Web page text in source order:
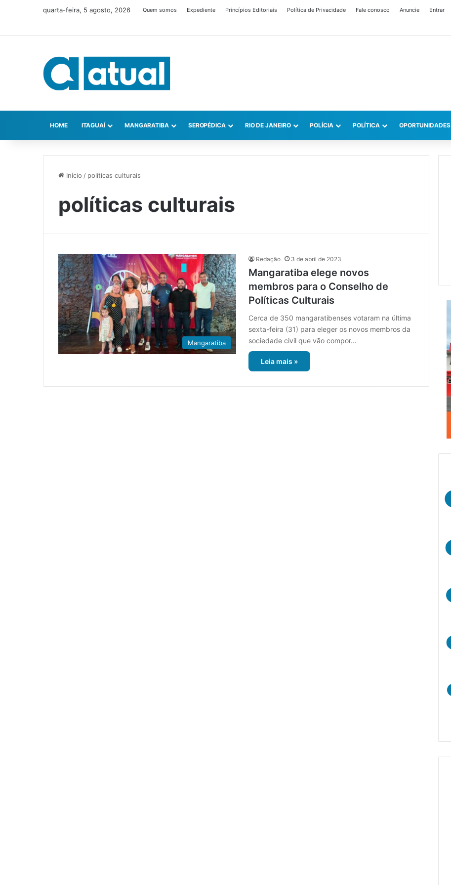
quarta-feira, 5 agosto, 2026 Quem somos Expediente Princípios Editoriais Política de Privacidade Fale conosco Anuncie Entrar
HOME ITAGUAÍ MANGARATIBA SEROPÉDICA RIO DE JANEIRO POLÍCIA POLÍTICA OPORTUNIDADES
Início / políticas culturais
políticas culturais
Mangaratiba
Redação 3 de abril de 2023
Mangaratiba elege novos
membros para o Conselho de
Políticas Culturais
Cerca de 350 mangaratibenses votaram na última
sexta-feira (31) para eleger os novos membros da
sociedade civil que vão compor…
Leia mais »